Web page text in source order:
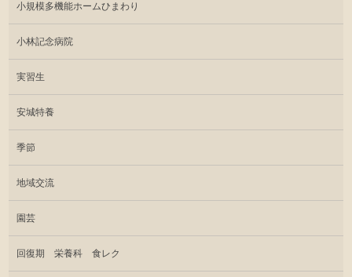
小規模多機能ホームひまわり
小林記念病院
実習生
安城特養
季節
地域交流
園芸
回復期 栄養科 食レク